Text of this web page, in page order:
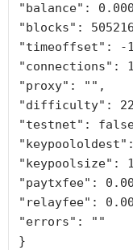
"balance":
"blocks":
"timeoffset": -
"connections":
"proxy": "",
"difficulty":
"testnet":
"keypoololdest":
"keypoolsize":
"paytxfee":
"relayfee":
"errors": ""
}